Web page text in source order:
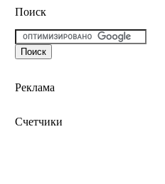
Поиск
Реклама
Счетчики